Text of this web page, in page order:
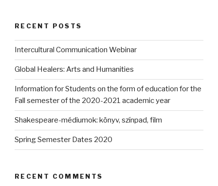
RECENT POSTS
Intercultural Communication Webinar
Global Healers: Arts and Humanities
Information for Students on the form of education for the
Fall semester of the 2020-2021 academic year
Shakespeare-médiumok: könyv, színpad, film
Spring Semester Dates 2020
RECENT COMMENTS